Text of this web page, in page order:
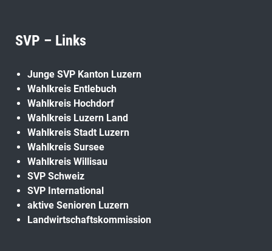
SVP – Links
Junge SVP Kanton Luzern
Wahlkreis Entlebuch
Wahlkreis Hochdorf
Wahlkreis Luzern Land
Wahlkreis Stadt Luzern
Wahlkreis Sursee
Wahlkreis Willisau
SVP Schweiz
SVP International
aktive Senioren Luzern
Landwirtschaftskommission